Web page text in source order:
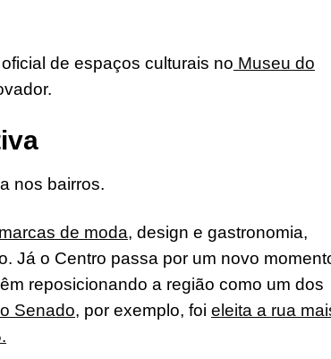
de espaços culturais no Museu do
nos bairros.
de moda, design e gastronomia,
Já o Centro passa por um novo
reposicionando a região como um dos
Senado, por exemplo, foi eleita a rua